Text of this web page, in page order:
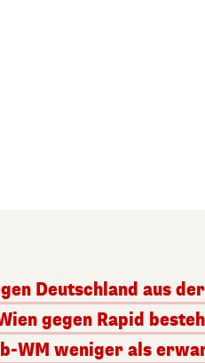
Deutschland aus
gegen Rapid
WM weniger als